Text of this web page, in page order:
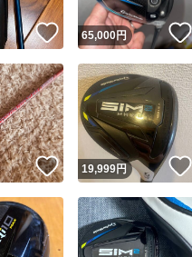
いいね！
65,000円
いいね！
19,999円